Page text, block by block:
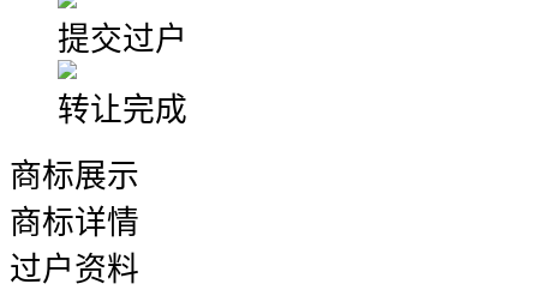
提交过户
转让完成
商标展示
商标详情
过户资料